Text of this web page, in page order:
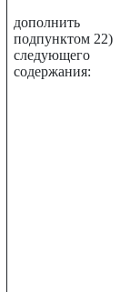
дополнить
подпунктом 22)
следующего
содержания: